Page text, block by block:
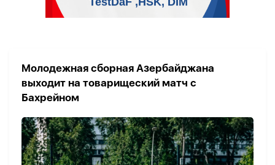
Молодежная сборная Азербайджана
выходит на товарищеский матч с
Бахрейном